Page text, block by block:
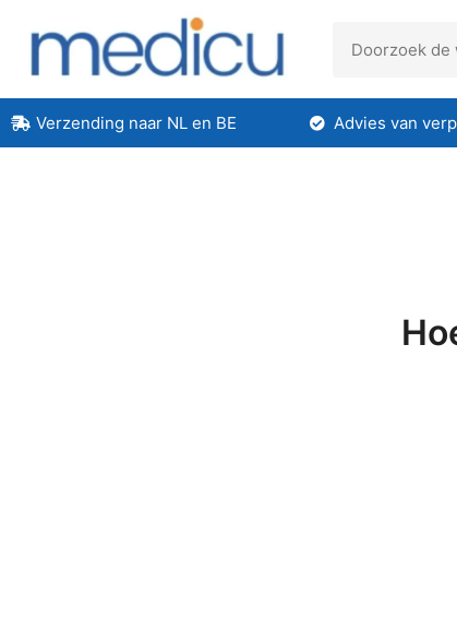
Verzending naar NL en BE Advies van